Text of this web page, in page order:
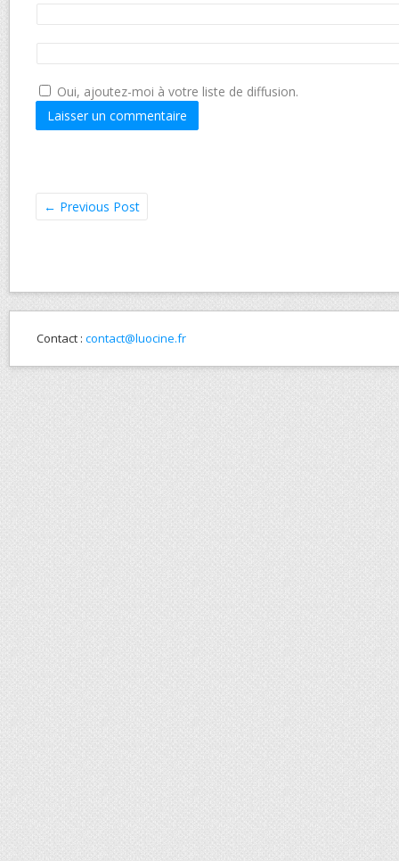
Oui, ajoutez-moi à votre liste de diffusion.
← Previous Post
Contact : contact@luocine.fr